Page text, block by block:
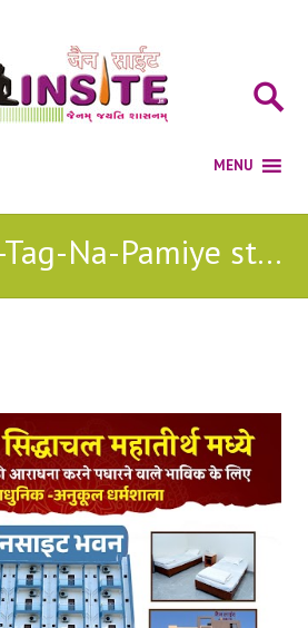
Prabhu-Taro-Tag-Na-Pamiye stavan